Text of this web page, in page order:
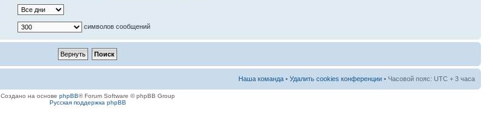
символов сообщений
Наша команда • Удалить cookies конференции • Часовой пояс: UTC + 3 часа
Создано на основе phpBB® Forum Software © phpBB Group
Русская поддержка phpBB